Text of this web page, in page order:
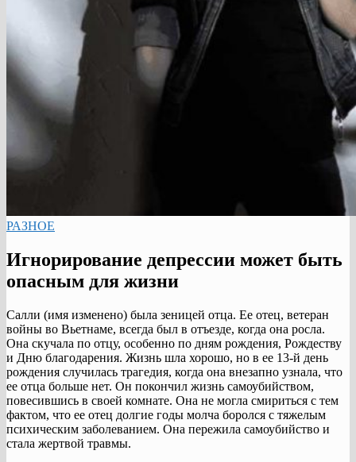
РАЗНОЕ
Игнорирование депрессии может быть
опасным для жизни
Салли (имя изменено) была зеницей отца. Ее отец, ветеран
войны во Вьетнаме, всегда был в отъезде, когда она росла.
Она скучала по отцу, особенно по дням рождения, Рождеству
и Дню благодарения. Жизнь шла хорошо, но в ее 13-й день
рождения случилась трагедия, когда она внезапно узнала, что
ее отца больше нет. Он покончил жизнь самоубийством,
повесившись в своей комнате. Она не могла смириться с тем
фактом, что ее отец долгие годы молча боролся с тяжелым
психическим заболеванием. Она пережила самоубийство и
стала жертвой травмы.